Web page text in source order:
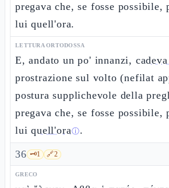
pregava che, se fosse possibile,
lui quell'ora.
LETTURA ORTODOSSA
E, andato un po' innanzi,
prostrazione sul volto (nefilat
postura supplichevole della
pregava che, se fosse possibile,
luiquell'oraⓘ.
36 🗝️1 🔗2
GRECO